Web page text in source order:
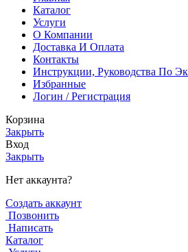
Каталог
Услуги
О Компании
Доставка И Оплата
Контакты
Инструкции, Руководства По
Избранные
Логин / Регистрация
Корзина
Закрыть
Вход
Закрыть
Нет аккаунта?
Создать аккаунт
Позвонить
Написать
Каталог